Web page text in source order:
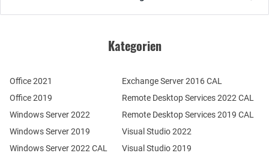
Kategorien
Office 2021
Office 2019
Windows Server 2022
Windows Server 2019
Windows Server 2022 CAL
Remote Desktop Services 2022 CAL
Remote Desktop Services 2019 CAL
Exchange Server 2016 CAL
Visual Studio 2022
Visual Studio 2019